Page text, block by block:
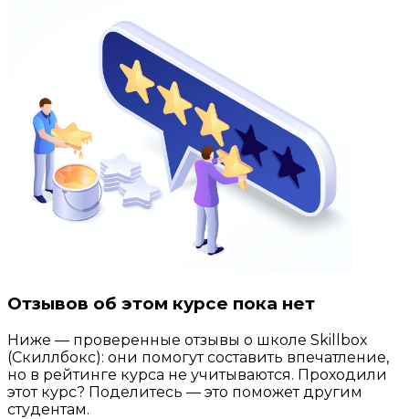
Отзывов об этом курсе пока нет
Ниже — проверенные отзывы о школе Skillbox
(Скиллбокс): они помогут составить впечатление,
но в рейтинге курса не учитываются. Проходили
этот курс? Поделитесь — это поможет другим
студентам.